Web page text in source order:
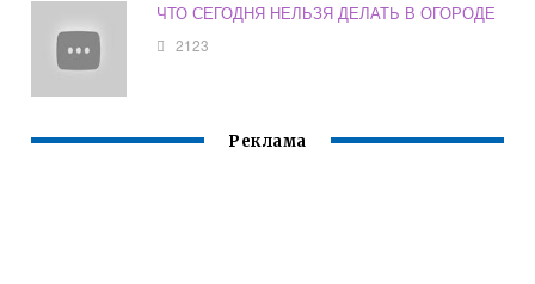
ЧТО СЕГОДНЯ НЕЛЬЗЯ ДЕЛАТЬ В ОГОРОДЕ
2123
Реклама